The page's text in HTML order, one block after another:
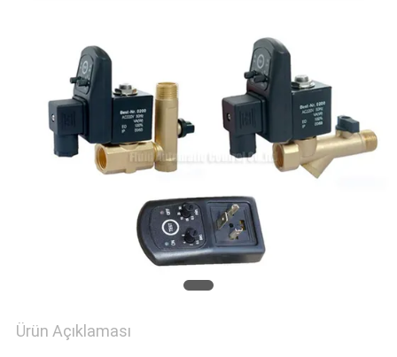
HARITASI
PRIVACY
POLICY
Ürün Açıklaması